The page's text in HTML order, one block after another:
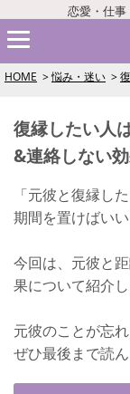
恋愛・仕
HOME 悩み・迷い
復縁したい人
&連絡しない
「元彼と復縁し
期間を置けばい
今回は、元彼と
果について紹介し
元彼のことが忘
ぜひ最後まで読ん